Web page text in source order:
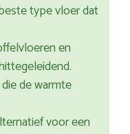
type vloer dat
en
de warmte
voor een